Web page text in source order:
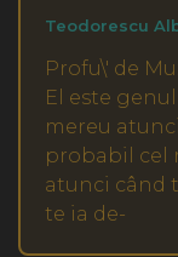
Teodorescu
Profu\' de
El este
mereu
probabil cel
atunci când
te ia de-